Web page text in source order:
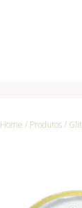
Home / Produtos /